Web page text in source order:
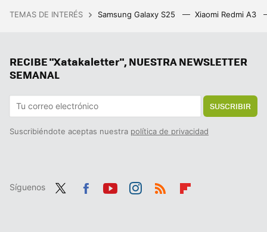
Un Bizum europeo es posible. Los sistemas del sur de Europa acercan posiciones con Wero, la alternativa franco-alemana
TEMAS DE INTERÉS Samsung Galaxy S25 Xiaomi Redmi A3
RECIBE "Xatakaletter", NUESTRA NEWSLETTER
SEMANAL
SUSCRIBIR
Suscribiéndote aceptas nuestra política de privacidad
Síguenos